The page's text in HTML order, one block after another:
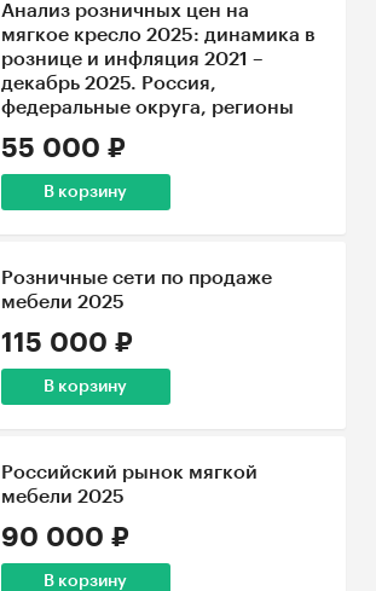
Анализ розничных цен на
мягкое кресло 2025: динамика в
рознице и инфляция 2021 –
декабрь 2025. Россия,
федеральные округа, регионы
55 000 ₽
В корзину
Розничные сети по продаже
мебели 2025
115 000 ₽
В корзину
Российский рынок мягкой
мебели 2025
90 000 ₽
В корзину